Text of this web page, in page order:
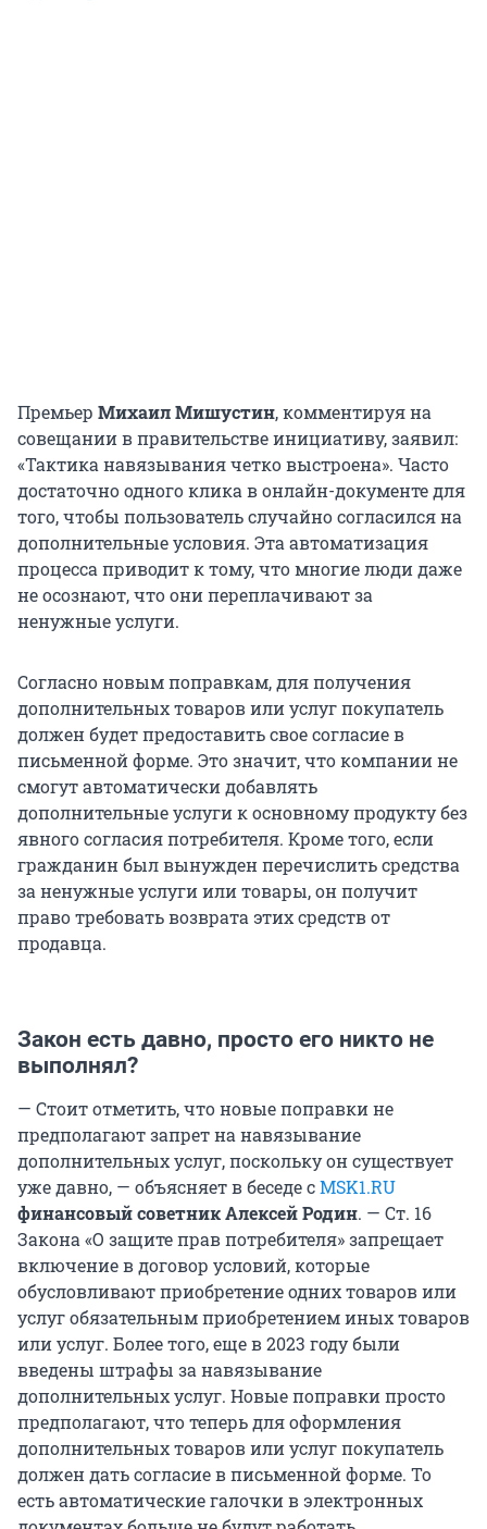
Премьер Михаил Мишустин, комментируя на
совещании в правительстве инициативу, заявил:
«Тактика навязывания четко выстроена». Часто
достаточно одного клика в онлайн-документе для
того, чтобы пользователь случайно согласился на
дополнительные условия. Эта автоматизация
процесса приводит к тому, что многие люди даже
не осознают, что они переплачивают за
ненужные услуги.
Согласно новым поправкам, для получения
дополнительных товаров или услуг покупатель
должен будет предоставить свое согласие в
письменной форме. Это значит, что компании не
смогут автоматически добавлять
дополнительные услуги к основному продукту без
явного согласия потребителя. Кроме того, если
гражданин был вынужден перечислить средства
за ненужные услуги или товары, он получит
право требовать возврата этих средств от
продавца.
Закон есть давно, просто его никто не
выполнял?
— Стоит отметить, что новые поправки не
предполагают запрет на навязывание
дополнительных услуг, поскольку он существует
уже давно, — объясняет в беседе сMSK1.RU
финансовый советник Алексей Родин. — Ст. 16
Закона «О защите прав потребителя» запрещает
включение в договор условий, которые
обусловливают приобретение одних товаров или
услуг обязательным приобретением иных товаров
или услуг. Более того, еще в 2023 году были
введены штрафы за навязывание
дополнительных услуг. Новые поправки просто
предполагают, что теперь для оформления
дополнительных товаров или услуг покупатель
должен дать согласие в письменной форме. То
есть автоматические галочки в электронных